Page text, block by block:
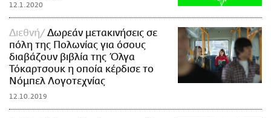
12.1.2020
Διεθνή
Δωρεάν μετακινήσεις σε
πόλη της Πολωνίας για όσους
διαβάζουν βιβλία της Όλγα
Τόκαρτσουκ η οποία κέρδισε το
Νόμπελ Λογοτεχνίας
12.10.2019